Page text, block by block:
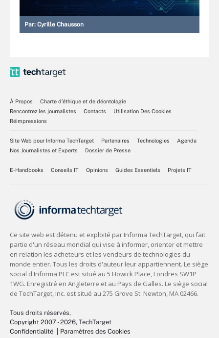
Par: Cyrille Chausson
À Propos
Charte d’éthique et de déontologie
Rencontrez les journalistes
Contacts
Utilisation Des Cookies
Réimpressions
Site Web pour Informa TechTarget Partenaires Technologies
Agenda
Nos Journalistes et Experts
Dossier de Presse
E-Handbooks Conseils IT Opinions Guides Essentiels Projets IT
Tous droits réservés,
Copyright 2007 - 2026, TechTarget
Confidentialité
Paramètres des Cookies